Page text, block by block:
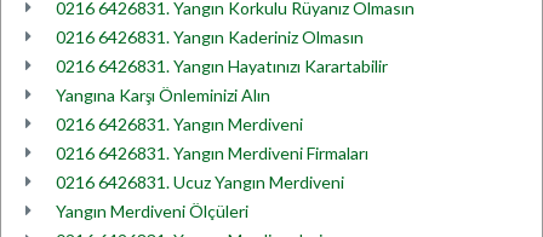
0216 6426831. Yangın Korkulu Rüyanız Olmasın
0216 6426831. Yangın Kaderiniz Olmasın
0216 6426831. Yangın Hayatınızı Karartabilir
Yangına Karşı Önleminizi Alın
0216 6426831. Yangın Merdiveni
0216 6426831. Yangın Merdiveni Firmaları
0216 6426831. Ucuz Yangın Merdiveni
Yangın Merdiveni Ölçüleri